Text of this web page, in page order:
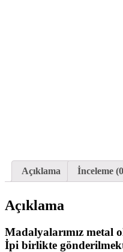
Açıklama İnceleme
Açıklama
Madalyalarımız metal
İpi birlikte